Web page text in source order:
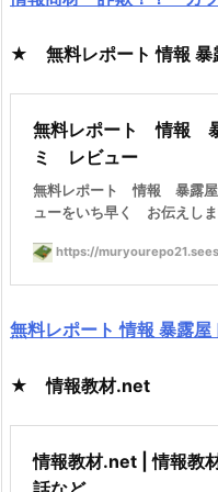
★ 無料レポート 情報 暴
無料レポート 情報
ミ レビュー
無料レポート 情報 暴露
ューをいち早く お伝えしま
https://
無料レポート 情報 暴露屋
★ 情報教材.net
情報教材.net | 情報教